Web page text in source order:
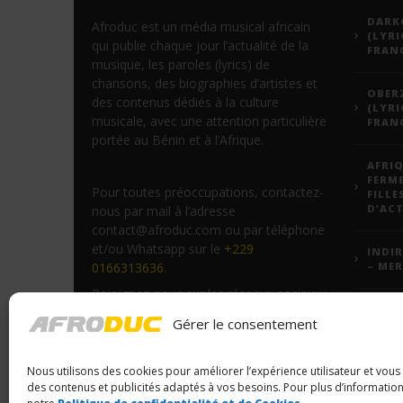
Gérer le consentement
Nous utilisons des cookies pour améliorer l’expérience utilisateur et
des contenus et publicités adaptés à vos besoins. Pour plus
Afroduc est un média musical africain
qui publie chaque jour l’actualité de la
musique, les paroles (lyrics) de
chansons, des biographies d’artistes et
des contenus dédiés à la culture
musicale, avec une attention particulière
portée au Bénin et à l’Afrique.
Pour toutes préoccupations, contactez-
nous par mail à l’adresse
contact@afroduc.com ou par téléphone
et/ou Whatsapp sur le +229
0166313636.
Rejoignez-nous sur les réseaux sociaux :
YouTube ,Facebook
–